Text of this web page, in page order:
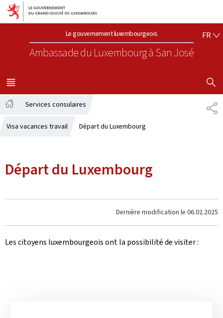
Aller au menu principal
Aller au contenu
Le gouvernement luxembourgeois
Ambassade du Luxembourgà San José
FR
MENU
PRINCIPAL
Services consulaires
Visa vacances travail Départ du Luxembourg
Départ du Luxembourg
Dernière modification le 06.02.2025
Les citoyens luxembourgeois ont la possibilité de visiter :